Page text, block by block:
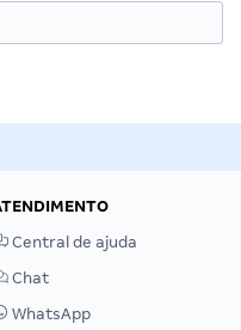
Central de ajuda
Chat
WhatsApp